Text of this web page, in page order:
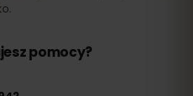
pomocy?